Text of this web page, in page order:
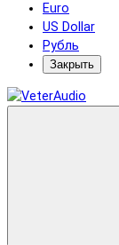
Euro
US Dollar
Рубль
Закрыть